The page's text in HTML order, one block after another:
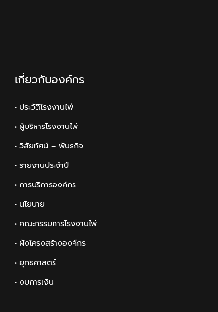
เกี่ยวกับองค์กร
• ประวัติโรงงานไพ่
• ผู้บริหารโรงงานไพ่
• วิสัยทัศน์ – พันธกิจ
• รายงานประจำปี
• การบริการองค์กร
• นโยบาย
• คณะกรรมการโรงงานไพ่
• ผังโครงสร้างองค์กร
• ยุทธศาสตร์
• งบการเงิน